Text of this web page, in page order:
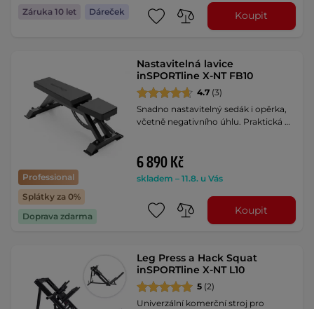
Záruka 10 let
Dáreček Koupit
Professional
Splátky za 0%
Doprava zdarma
Nastavitelná lavice
inSPORTline X-NT FB10
4.7 (3)
Snadno nastavitelný sedák i opěrka,
včetně negativního úhlu. Praktická …
6 890 Kč
skladem – 11.8. u Vás
Koupit
Leg Press a Hack Squat
inSPORTline X-NT L10
5 (2)
Univerzální komerční stroj pro